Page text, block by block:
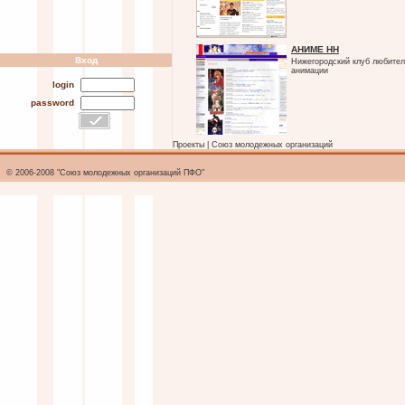
АНИМЕ НН
Нижегородский клуб
анимации
Проекты Союз молодежных организаций
Вход
login
password
© 2006-2008 "Союз молодежных организаций ПФО"